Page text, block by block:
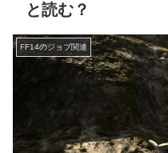
と読む？
FF14のジョブ関連